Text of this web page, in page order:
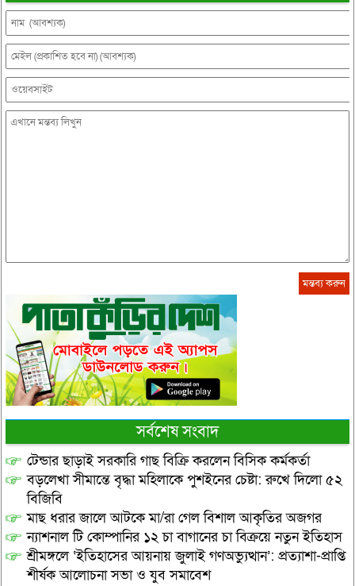
সর্বশেষ সংবাদ
টেন্ডার ছাড়াই সরকারি গাছ বিক্রি করলেন বিসিক কর্মকর্তা
বড়লেখা সীমান্তে বৃদ্ধা মহিলাকে পুশইনের চেষ্টা: রুখে দিলো ৫২
বিজিবি
মাছ ধরার জালে আটকে মা/রা গেল বিশাল আকৃতির অজগর
ন্যাশনাল টি কোম্পানির ১২ চা বাগানের চা বিক্রয়ে নতুন ইতিহাস
শ্রীমঙ্গলে ‘ইতিহাসের আয়নায় জুলাই গণঅভ্যুত্থান’: প্রত্যাশা-প্রাপ্তি
শীর্ষক আলোচনা সভা ও যুব সমাবেশ